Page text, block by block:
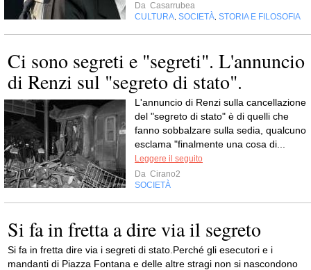
Da Casarrubea
CULTURA SOCIETÀ STORIA E FILOSOFIA
Ci sono segreti e "segreti". L'annuncio
di Renzi sul "segreto di stato".
L'annuncio di Renzi sulla cancellazione
del "segreto di stato" è di quelli che
fanno sobbalzare sulla sedia, qualcuno
esclama "finalmente una cosa di...
Leggere il seguito
Da Cirano2
SOCIETÀ
Si fa in fretta a dire via il segreto
Si fa in fretta dire via i segreti di stato.Perché gli esecutori e i
mandanti di Piazza Fontana e delle altre stragi non si nascondono